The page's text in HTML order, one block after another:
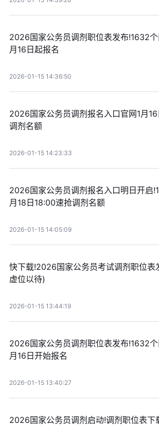
2026国家公务员调剂职位表发布!1632
月16日起报名
2026-01-15 14:36:50
2026国家公务员调剂报名入口官网1月
调剂名额
2026-01-15 14:23:33
2026国家公务员调剂报名入口明日开启
月18日18:00速抢调剂名额
2026-01-15 14:05:09
快下载!2026国家公务员考试调剂职位表
虚位以待)
2026-01-15 13:44:19
2026国家公务员调剂职位表发布!1632
月16日开始报名
2026-01-15 13:40:27
2026国家公务员调剂启动!调剂职位表下